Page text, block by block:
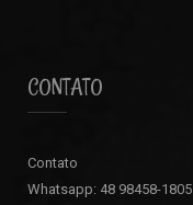
CONTATO
Contato
Whatsapp: 48 98458-1805